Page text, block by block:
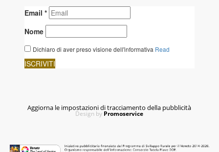
Aggiorna le impostazioni di tracciamento della pubblicità
Design by Promoservice